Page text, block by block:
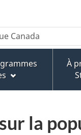
À
la